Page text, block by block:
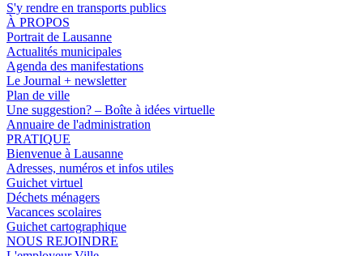
S'y rendre en transports publics
À PROPOS
Portrait de Lausanne
Actualités municipales
Agenda des manifestations
Le Journal + newsletter
Plan de ville
Une suggestion? – Boîte à idées virtuelle
Annuaire de l'administration
PRATIQUE
Bienvenue à Lausanne
Adresses, numéros et infos utiles
Guichet virtuel
Déchets ménagers
Vacances scolaires
Guichet cartographique
NOUS REJOINDRE